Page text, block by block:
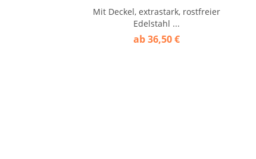
Mit Deckel, extrastark, rostfreier
Edelstahl ...
ab 36,50 €